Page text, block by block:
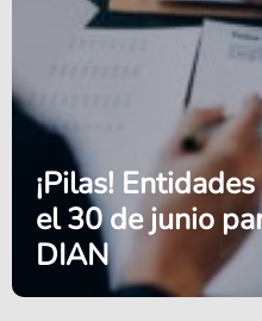
¡Pilas!
el 30 de junio
DIAN